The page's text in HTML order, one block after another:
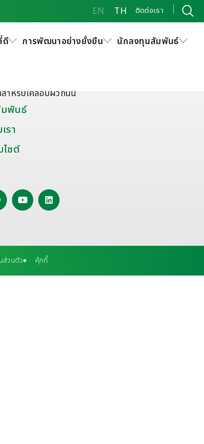
EN TH ติดต่อเรา
ดี การพัฒนาอย่างยั่งยืน นักลงทุนสัมพันธ์
ศษและอื่นๆ
ำหรับเคลือบผิวถนน
พันธ์
รา
ไซต์
ส่วนตัว คุ้กกี้